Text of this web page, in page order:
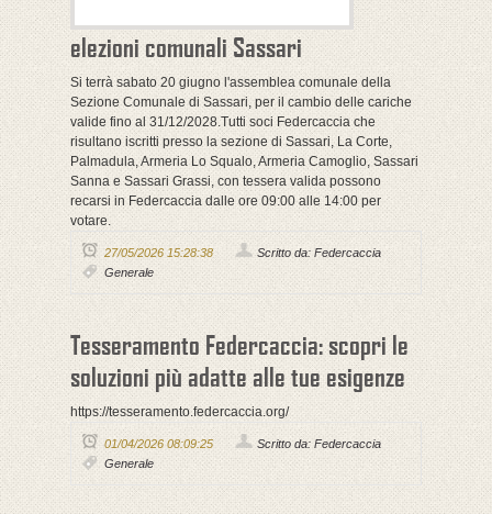
elezioni comunali Sassari
Si terrà sabato 20 giugno l'assemblea comunale della
Sezione Comunale di Sassari, per il cambio delle cariche
valide fino al 31/12/2028.Tutti soci Federcaccia che
risultano iscritti presso la sezione di Sassari, La Corte,
Palmadula, Armeria Lo Squalo, Armeria Camoglio, Sassari
Sanna e Sassari Grassi, con tessera valida possono
recarsi in Federcaccia dalle ore 09:00 alle 14:00 per
votare.
27/05/2026 15:28:38
Scritto da: Federcaccia
Generale
Tesseramento Federcaccia: scopri le
soluzioni più adatte alle tue esigenze
https://tesseramento.federcaccia.org/
01/04/2026 08:09:25
Scritto da: Federcaccia
Generale